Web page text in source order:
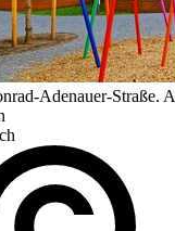
Adenauer-Straße.